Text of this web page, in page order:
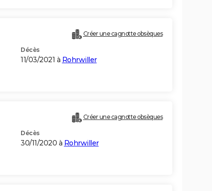
Créer une cagnotte obsèques
Décès
11/03/2021 à Rohrwiller
Créer une cagnotte obsèques
Décès
30/11/2020 à Rohrwiller